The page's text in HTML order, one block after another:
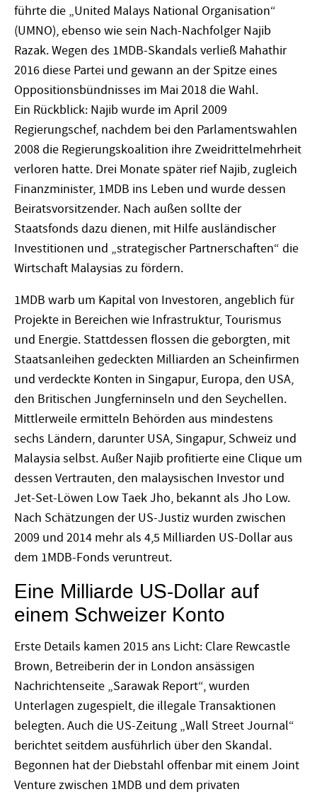
führte die „United Malays National Organisation“
(UMNO), ebenso wie sein Nach-Nachfolger Najib
Razak. Wegen des 1MDB-Skandals verließ Mahathir
2016 diese Partei und gewann an der Spitze eines
Oppositionsbündnisses im Mai 2018 die Wahl.
Ein Rückblick: Najib wurde im April 2009
Regierungschef, nachdem bei den Parlamentswahlen
2008 die Regierungskoalition ihre Zweidrittelmehrheit
verloren hatte. Drei Monate später rief Najib, zugleich
Finanzminister, 1MDB ins Leben und wurde dessen
Beiratsvorsitzender. Nach außen sollte der
Staatsfonds dazu dienen, mit Hilfe ausländischer
Investitionen und „strategischer Partnerschaften“ die
Wirtschaft Malaysias zu fördern.
1MDB warb um Kapital von Investoren, angeblich für
Projekte in Bereichen wie Infrastruktur, Tourismus
und Energie. Stattdessen flossen die geborgten, mit
Staatsanleihen gedeckten Milliarden an Scheinfirmen
und verdeckte Konten in Singapur, Europa, den USA,
den Britischen Jungferninseln und den Seychellen.
Mittlerweile ermitteln Behörden aus mindestens
sechs Ländern, darunter USA, Singapur, Schweiz und
Malaysia selbst. Außer Najib profitierte eine Clique um
dessen Vertrauten, den malaysischen Investor und
Jet-Set-Löwen Low Taek Jho, bekannt als Jho Low.
Nach Schätzungen der US-Justiz wurden zwischen
2009 und 2014 mehr als 4,5 Milliarden US-Dollar aus
dem 1MDB-Fonds veruntreut.
Eine Milliarde US-Dollar auf
einem Schweizer Konto
Erste Details kamen 2015 ans Licht: Clare Rewcastle
Brown, Betreiberin der in London ansässigen
Nachrichtenseite „Sarawak Report“, wurden
Unterlagen zugespielt, die illegale Transaktionen
belegten. Auch die US-Zeitung „Wall Street Journal“
berichtet seitdem ausführlich über den Skandal.
Begonnen hat der Diebstahl offenbar mit einem Joint
Venture zwischen 1MDB und dem privaten